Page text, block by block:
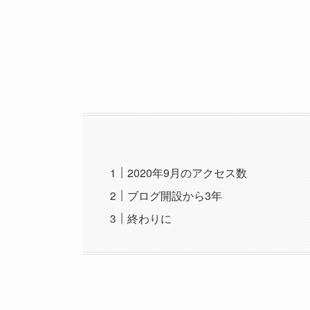
2020年9月のアクセス数
ブログ開設から3年
終わりに